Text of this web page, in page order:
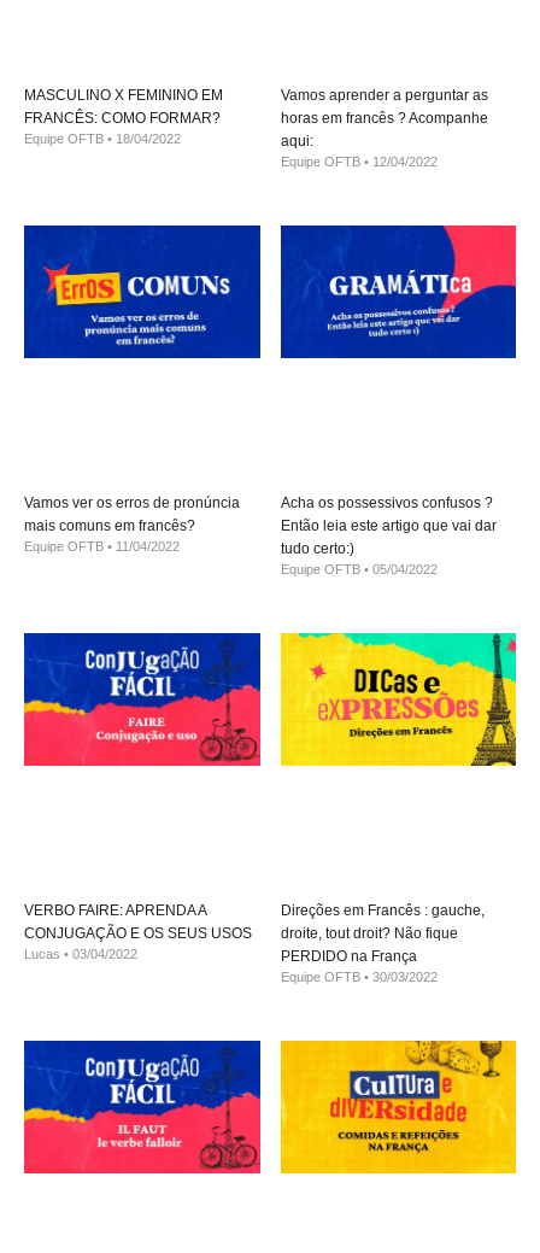
MASCULINO X FEMININO EM
FRANCÊS: COMO FORMAR?
Equipe OFTB 18/04/2022
Vamos aprender a perguntar as
horas em francês ? Acompanhe
aqui:
Equipe OFTB 12/04/2022
Vamos ver os erros de pronúncia
mais comuns em francês?
Equipe OFTB 11/04/2022
Acha os possessivos confusos ?
Então leia este artigo que vai dar
tudo certo:)
Equipe OFTB 05/04/2022
VERBO FAIRE: APRENDA A
CONJUGAÇÃO E OS SEUS USOS
Lucas 03/04/2022
Direções em Francês : gauche,
droite, tout droit? Não fique
PERDIDO na França
Equipe OFTB 30/03/2022